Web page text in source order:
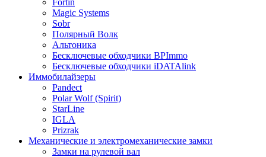
Fortin
Magic Systems
Sobr
Полярный Волк
Альтоника
Бесключевые обходчики BPImmo
Бесключевые обходчики iDATAlink
Иммобилайзеры
Pandect
Polar Wolf (Spirit)
StarLine
IGLA
Prizrak
Механические и электромеханические замки
Замки на рулевой вал